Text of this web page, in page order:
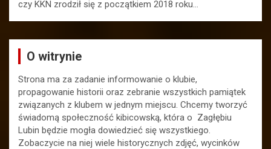
czy KKN zrodził się z początkiem 2018 roku…
O witrynie
Strona ma za zadanie informowanie o klubie,
propagowanie historii oraz zebranie wszystkich pamiątek
związanych z klubem w jednym miejscu. Chcemy tworzyć
świadomą społeczność kibicowską, która o Zagłębiu
Lubin będzie mogła dowiedzieć się wszystkiego.
Zobaczycie na niej wiele historycznych zdjęć, wycinków